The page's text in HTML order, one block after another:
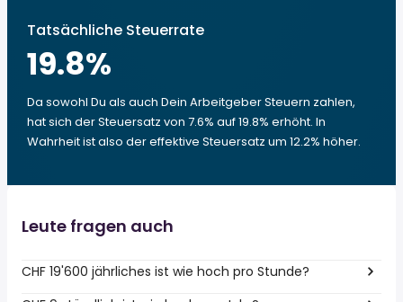
Tatsächliche Steuerrate
19.8%
Da sowohl Du als auch Dein Arbeitgeber Steuern zahlen,
hat sich der Steuersatz von 7.6% auf 19.8% erhöht. In
Wahrheit ist also der effektive Steuersatz um 12.2% höher.
Leute fragen auch
CHF 19'600 jährliches ist wie hoch pro Stunde?